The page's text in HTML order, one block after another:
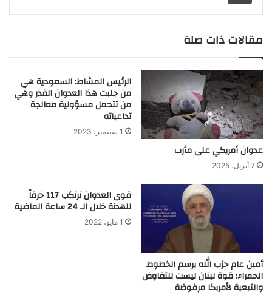
مقالات ذات صلة
عدوان أمريكي على مأرب
7 أبريل، 2025
الرئيس المشاط: السعودية هي
من جلبت هذا العدوان القذر وهي
من تتحمل مسؤولية معالجة
تداعياته
1 سبتمبر، 2023
أمين عام حزب الله يرسم الخطوط
الحمراء: قوة لبنان ليست للتفاوض
والتبعية لأمريكا مرفوضة
قوى العدوان ترتكب 117 خرقاً
للهدنة خلال الـ 24 ساعة الماضية
1 مايو، 2022